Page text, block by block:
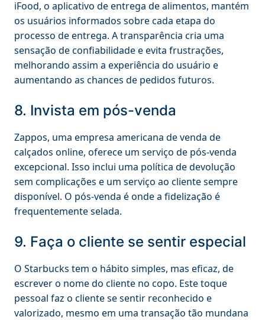
iFood, o aplicativo de entrega de alimentos, mantém
os usuários informados sobre cada etapa do
processo de entrega. A transparência cria uma
sensação de confiabilidade e evita frustrações,
melhorando assim a experiência do usuário e
aumentando as chances de pedidos futuros.
8. Invista em pós-venda
Zappos, uma empresa americana de venda de
calçados online, oferece um serviço de pós-venda
excepcional. Isso inclui uma política de devolução
sem complicações e um serviço ao cliente sempre
disponível. O pós-venda é onde a fidelização é
frequentemente selada.
9. Faça o cliente se sentir especial
O Starbucks tem o hábito simples, mas eficaz, de
escrever o nome do cliente no copo. Este toque
pessoal faz o cliente se sentir reconhecido e
valorizado, mesmo em uma transação tão mundana